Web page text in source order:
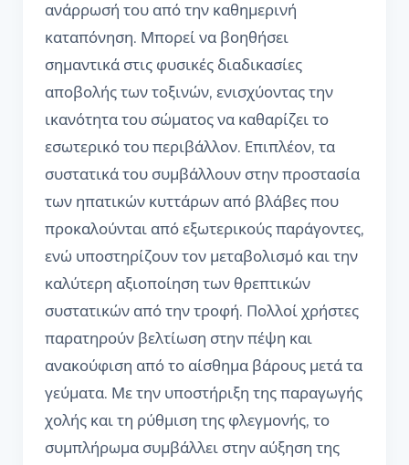
ανάρρωσή του από την καθημερινή
καταπόνηση. Μπορεί να βοηθήσει
σημαντικά στις φυσικές διαδικασίες
αποβολής των τοξινών, ενισχύοντας την
ικανότητα του σώματος να καθαρίζει το
εσωτερικό του περιβάλλον. Επιπλέον, τα
συστατικά του συμβάλλουν στην προστασία
των ηπατικών κυττάρων από βλάβες που
προκαλούνται από εξωτερικούς παράγοντες,
ενώ υποστηρίζουν τον μεταβολισμό και την
καλύτερη αξιοποίηση των θρεπτικών
συστατικών από την τροφή. Πολλοί χρήστες
παρατηρούν βελτίωση στην πέψη και
ανακούφιση από το αίσθημα βάρους μετά τα
γεύματα. Με την υποστήριξη της παραγωγής
χολής και τη ρύθμιση της φλεγμονής, το
συμπλήρωμα συμβάλλει στην αύξηση της